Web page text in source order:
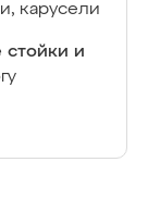
карусели
стойки и